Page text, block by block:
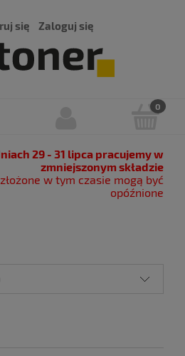
się Zaloguj się
29 - 31 lipca pracujemy w
zmniejszonym składzie
w tym czasie mogą być
opóźnione